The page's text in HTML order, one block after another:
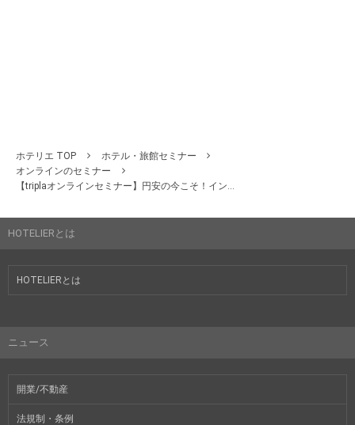
ホテリエ TOP
ホテル・旅館セミナー
オンラインのセミナー
【triplaオンラインセミナー】円安の今こそ！イン...
HOTELIERとは
HOTELIERとは
ニュース
開業/不動産
法規制・条例